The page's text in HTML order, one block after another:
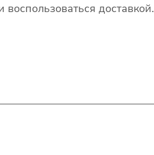
доставкой.